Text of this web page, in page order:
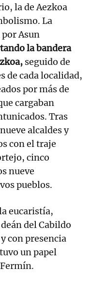
la de Aezkoa
La
Asun
la bandera
seguido de
de cada localidad,
por más de
cargaban
Tras
alcaldes y
con el traje
cinco
nueve
pueblos.
eucaristía,
del Cabildo
con presencia
un papel